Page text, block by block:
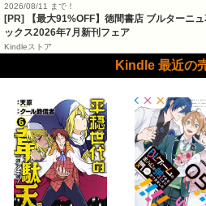
2026/08/11 まで！
[PR] 【最大91%OFF】徳間書店 ブルターニ
ックス2026年7月新刊フェア
Kindleストア
Kindle 最近の